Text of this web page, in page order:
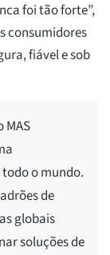
foi tão forte”,
consumidores
fiável e sob
MAS
o mundo.
de
globais
soluções de